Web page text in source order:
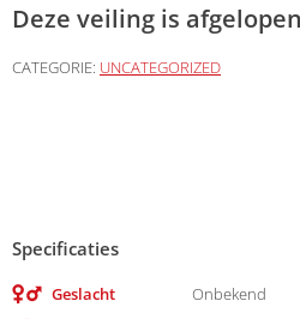
Deze veiling is afgelopen
CATEGORIE: UNCATEGORIZED
Specificaties
Geslacht
Onbekend